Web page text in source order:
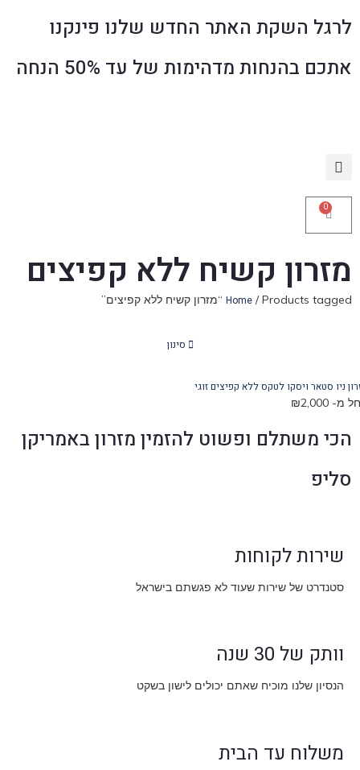
לרגל השקת האתר החדש שלנו פינקנו
אתכם בהנחות מדהימות של עד 50% הנחה
0
מזרון קשיח ללא קפיצים
Home/ Products tagged “מזרון קשיח ללא קפיצים”
סינון
ניו סטאר ויסקו לטקס ללא קפיצים זוגי
מ-
₪2,000
הכי משתלם ופשוט להזמין מזרון באמריקן
סליפ
שירות לקוחות
סטנדרט של שירות שעוד לא פגשתם בישראל
וותק של 30 שנה
הנסיון שלנו מוכיח שאתם יכולים לישון בשקט
משלוח עד הבית